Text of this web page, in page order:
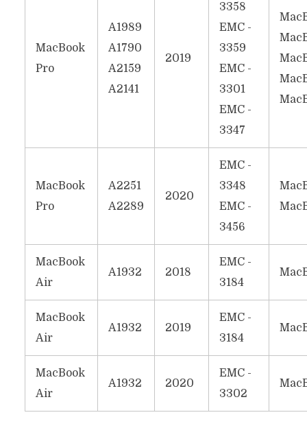
MacBook
Pro
A1989
A1790
A2159
A2141
2019
3358
EMC -
3359
EMC -
3301
EMC -
3347
MacBook
Pro
A2251
A2289
2020
EMC -
3348
EMC -
3456
MacBook
Air
A1932 2018
EMC -
3184
MacBook
Air
A1932 2019
EMC -
3184
MacBook
Air
A1932 2020
EMC -
3302